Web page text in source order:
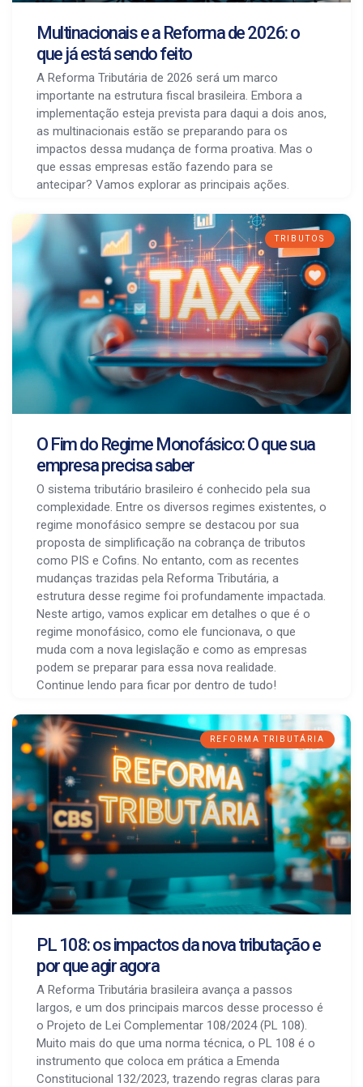
Multinacionais e a Reforma de 2026: o
que já está sendo feito
A Reforma Tributária de 2026 será um marco
importante na estrutura fiscal brasileira. Embora a
implementação esteja prevista para daqui a dois anos,
as multinacionais estão se preparando para os
impactos dessa mudança de forma proativa. Mas o
que essas empresas estão fazendo para se
antecipar? Vamos explorar as principais ações.
TRIBUTOS
O Fim do Regime Monofásico: O que sua
empresa precisa saber
O sistema tributário brasileiro é conhecido pela sua
complexidade. Entre os diversos regimes existentes, o
regime monofásico sempre se destacou por sua
proposta de simplificação na cobrança de tributos
como PIS e Cofins. No entanto, com as recentes
mudanças trazidas pela Reforma Tributária, a
estrutura desse regime foi profundamente impactada.
Neste artigo, vamos explicar em detalhes o que é o
regime monofásico, como ele funcionava, o que
muda com a nova legislação e como as empresas
podem se preparar para essa nova realidade.
Continue lendo para ficar por dentro de tudo!
REFORMA TRIBUTÁRIA
PL 108: os impactos da nova tributação e
por que agir agora
A Reforma Tributária brasileira avança a passos
largos, e um dos principais marcos desse processo é
o Projeto de Lei Complementar 108/2024 (PL 108).
Muito mais do que uma norma técnica, o PL 108 é o
instrumento que coloca em prática a Emenda
Constitucional 132/2023, trazendo regras claras para